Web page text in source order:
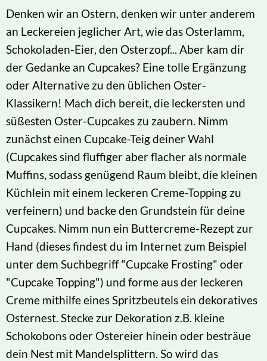
Denken wir an Ostern, denken wir unter anderem
an Leckereien jeglicher Art, wie das Osterlamm,
Schokoladen-Eier, den Osterzopf... Aber kam dir
der Gedanke an Cupcakes? Eine tolle Ergänzung
oder Alternative zu den üblichen Oster-
Klassikern! Mach dich bereit, die leckersten und
süßesten Oster-Cupcakes zu zaubern. Nimm
zunächst einen Cupcake-Teig deiner Wahl
(Cupcakes sind fluffiger aber flacher als normale
Muffins, sodass genügend Raum bleibt, die kleinen
Küchlein mit einem leckeren Creme-Topping zu
verfeinern) und backe den Grundstein für deine
Cupcakes. Nimm nun ein Buttercreme-Rezept zur
Hand (dieses findest du im Internet zum Beispiel
unter dem Suchbegriff "Cupcake Frosting" oder
"Cupcake Topping") und forme aus der leckeren
Creme mithilfe eines Spritzbeutels ein dekoratives
Osternest. Stecke zur Dekoration z.B. kleine
Schokobons oder Ostereier hinein oder besträue
dein Nest mit Mandelsplittern. So wird das